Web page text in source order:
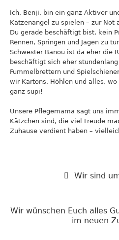
Ich, Benji, bin ein ganz Aktiver
Katzenangel zu spielen – zur
Du gerade beschäftigt bist, kein
Rennen, Springen und Jagen zu
Schwester Banou ist da eher die
beschäftigt sich eher
Fummelbrettern und
wir Kartons, Höhlen und alles,
ganz supi!
Unsere Pflegemama sagt uns
Kätzchen sind, die viel Freude
Zuhause verdient haben –
Wir sind
Wir wünschen Euch alles
im neuen